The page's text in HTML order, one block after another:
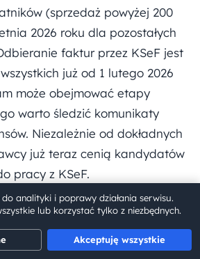
(sprzedaż powyżej 200
2026 roku dla pozostałych
faktur przez KSeF jest
już od 1 lutego 2026
może obejmować etapy
warto śledzić komunikaty
Niezależnie od dokładnych
już teraz cenią kandydatów
pracy z KSeF.
się do KSeF w
analityki i poprawy działania serwisu.
lub korzystać tylko z niezbędnych.
Akceptuję wszystkie